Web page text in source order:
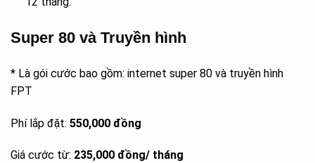
Super 80 và Truyền hình
* Là gói cước bao gồm: internet super 80 và truyền hình
FPT
Phí lắp đặt: 550,000 đồng
Giá cước từ: 235,000 đồng/ tháng